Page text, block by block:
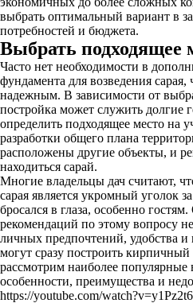
выбрать оптимальный вариант в
потребностей и бюджета.
Выбрать подходящее
Часто нет необходимости в
фундамента для возведения
надежным. В зависимости от
постройка может служить долгие
определить подходящее место на
разработки общего плана
расположены другие объекты, и
находиться сарай.
Многие владельцы дач считают,
сарая является укромный уголок
бросался в глаза, особенно
рекомендаций по этому вопросу
личных предпочтений, удобства и
могут сразу построить кирпичный
рассмотрим наиболее
особенности, преимущества и
https://youtube.com/